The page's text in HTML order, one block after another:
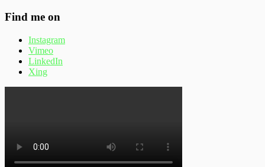
Find me on
Instagram
Vimeo
LinkedIn
Xing